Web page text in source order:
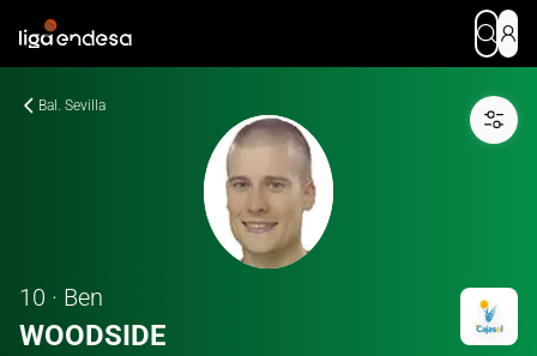
Bal. Sevilla
10 · Ben
WOODSIDE